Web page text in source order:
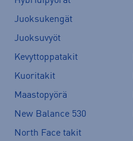
Juoksukengät
Juoksuvyöt
Kevyttoppatakit
Kuoritakit
Maastopyörä
New Balance 530
North Face takit